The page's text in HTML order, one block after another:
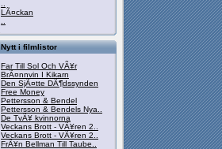
LÃ¤ckan
Nytt i filmlistor
Far Till Sol Och VÃ¥r
BrÃ¤nnvin I Kikarn
Den SjÃ¤tte DÃ¶dssynden
Free Money
Pettersson & Bendel
Pettersson & Bendels Nya..
De TvÃ¥ kvinnorna
Veckans Brott - VÃ¥ren 2..
Veckans Brott - VÃ¥ren 2..
FrÃ¥n Bellman Till Taube..